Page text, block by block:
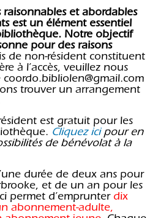
et abordables
est un élément essentiel
Notre objectif
pour des raisons
de non-résident constituent
à l’accès, veuillez nous
coordo.bibliolen@gmail.com
trouver un arrangement
est gratuit pour les
Cliquez icipour en
de bénévolat à la
durée de deux ans pour
et de un an pour les
permet d’emprunter dix
abonnement-adulte,